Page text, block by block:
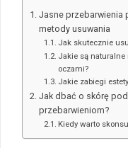
Jasne przebarwienia
metody usuwania
Jak skutecznie
Jakie są naturalne
oczami?
Jakie zabiegi
Jak dbać o skórę
przebarwieniom?
Kiedy warto